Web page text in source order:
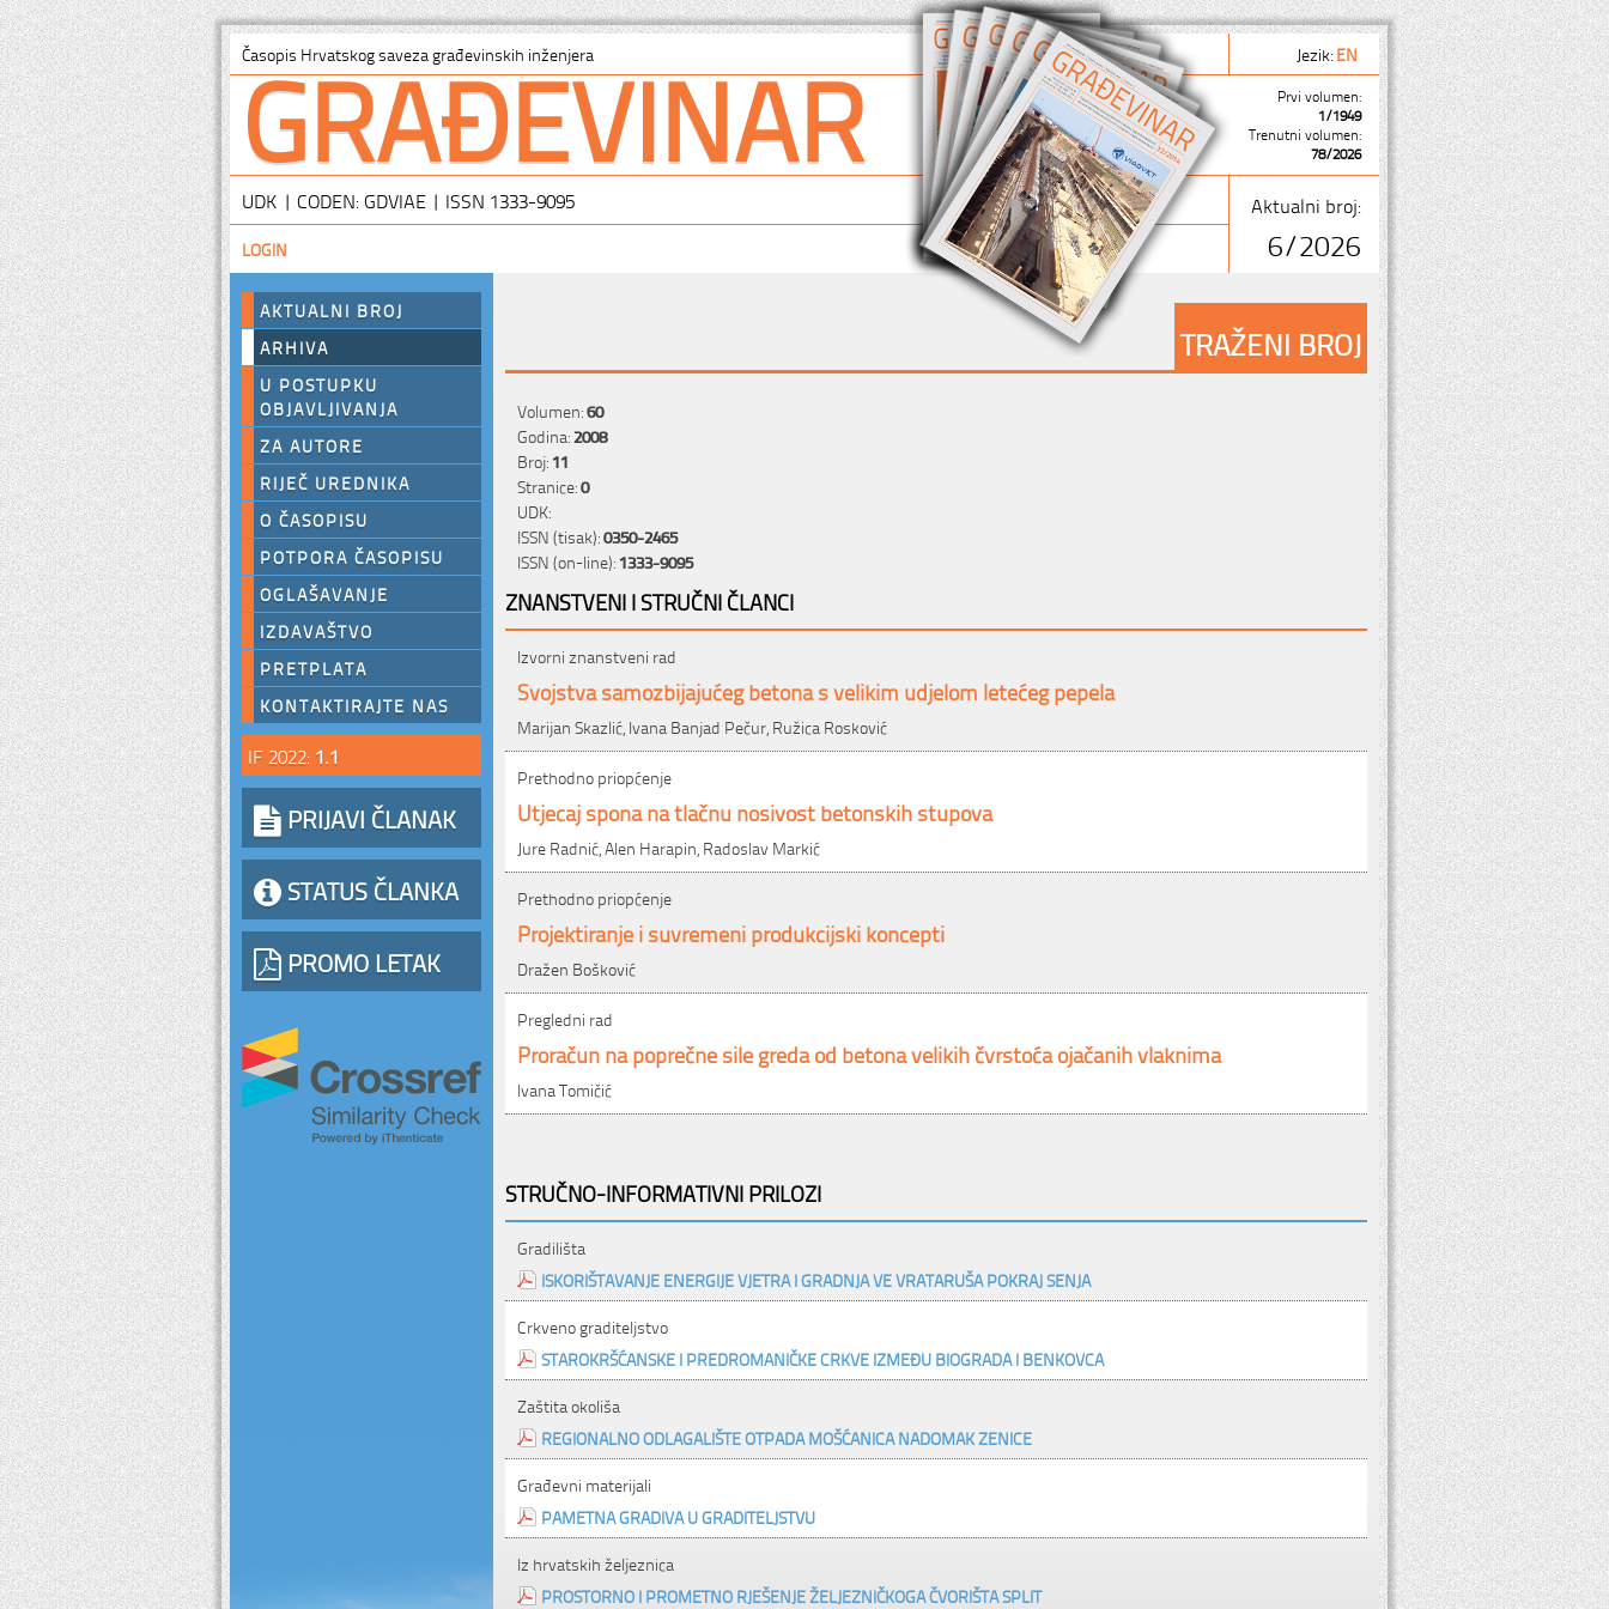
Časopis Hrvatskog saveza građevinskih inženjera Jezik:EN
GRAĐEVINAR
Prvi volumen:
1/1949
Trenutni volumen:
78/2026
UDK | CODEN: GDVIAE | ISSN 1333-9095 Aktualni broj:
6/2026
LOGIN
AKTUALNI BROJ
ARHIVA
U POSTUPKU
OBJAVLJIVANJA
ZA AUTORE
RIJEČ UREDNIKA
O ČASOPISU
POTPORA ČASOPISU
OGLAŠAVANJE
IZDAVAŠTVO
PRETPLATA
KONTAKTIRAJTE NAS
IF 2022: 1.1
PRIJAVI ČLANAK
STATUS ČLANKA
PROMO LETAK
TRAŽENI BROJ
Volumen:60
Godina:2008
Broj:11
Stranice:0
UDK:
ISSN (tisak):0350-2465
ISSN (on-line):1333-9095
ZNANSTVENI I STRUČNI ČLANCI
Izvorni znanstveni rad
Svojstva samozbijajućeg betona s velikim udjelom letećeg pepela
Marijan Skazlić, Ivana Banjad Pečur, Ružica Rosković
Prethodno priopćenje
Utjecaj spona na tlačnu nosivost betonskih stupova
Jure Radnić, Alen Harapin, Radoslav Markić
Prethodno priopćenje
Projektiranje i suvremeni produkcijski koncepti
Dražen Bošković
Pregledni rad
Proračun na poprečne sile greda od betona velikih čvrstoća ojačanih vlaknima
Ivana Tomičić
STRUČNO-INFORMATIVNI PRILOZI
Gradilišta
ISKORIŠTAVANJE ENERGIJE VJETRA I GRADNJA VE VRATARUŠA POKRAJ SENJA
Crkveno graditeljstvo
STAROKRŠĆANSKE I PREDROMANIČKE CRKVE IZMEĐU BIOGRADA I BENKOVCA
Zaštita okoliša
REGIONALNO ODLAGALIŠTE OTPADA MOŠĆANICA NADOMAK ZENICE
Građevni materijali
PAMETNA GRADIVA U GRADITELJSTVU
Iz hrvatskih željeznica
PROSTORNO I PROMETNO RJEŠENJE ŽELJEZNIČKOGA ČVORIŠTA SPLIT